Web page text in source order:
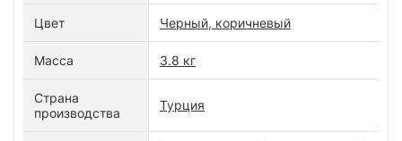
Цвет Черный, коричневый
Масса 3.8 кг
Страна
производства
Турция